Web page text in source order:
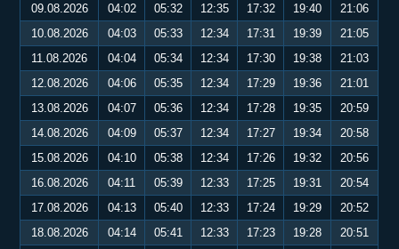
09.08.2026
04:02 05:32 12:35 17:32 19:40
21:06
10.08.2026
04:03 05:33 12:34 17:31 19:39
21:05
11.08.2026
04:04 05:34 12:34 17:30 19:38
21:03
12.08.2026
04:06 05:35 12:34 17:29 19:36
21:01
13.08.2026
04:07 05:36 12:34 17:28 19:35
20:59
14.08.2026
04:09 05:37 12:34 17:27 19:34
20:58
15.08.2026
04:10 05:38 12:34 17:26 19:32
20:56
16.08.2026
04:11 05:39 12:33 17:25 19:31
20:54
17.08.2026
04:13 05:40 12:33 17:24 19:29
20:52
18.08.2026
04:14 05:41 12:33 17:23 19:28
20:51